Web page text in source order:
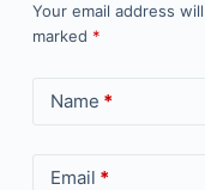
Your email address
marked *
Name *
Email *